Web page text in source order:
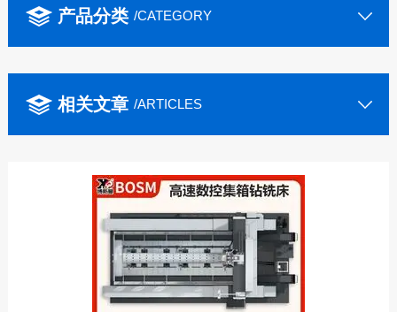
产品分类 /CATEGORY
相关文章 /ARTICLES